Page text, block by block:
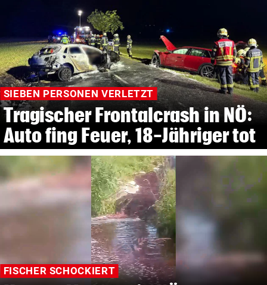
SIEBEN PERSONEN VERLETZT
Tragischer Frontalcrash in NÖ:
Auto fing Feuer, 18-Jähriger tot
FISCHER SCHOCKIERT